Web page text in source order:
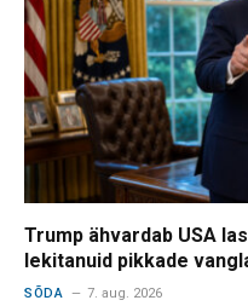
Trump ähvardab USA
lekitanuid pikkade
SÕDA 7. aug. 2026